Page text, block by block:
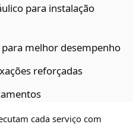
para instalação
melhor desempenho
reforçadas
cada serviço com